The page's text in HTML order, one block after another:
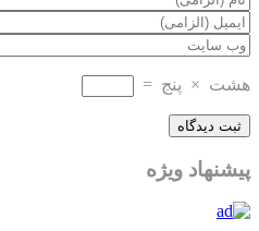
هشت × پنج =
پیشنهاد ویژه